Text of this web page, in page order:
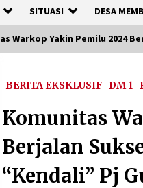
SITUASI DESA
Warkop Yakin Pemilu 2024
BERITA EKSKLUSIF DM 1
Komunitas
Berjalan
“Kendali” Pj